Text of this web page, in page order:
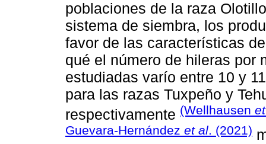
poblaciones de la raza
sistema de siembra, los
favor de las características
qué el número de hileras por
estudiadas varío entre 10 y
para las razas Tuxpeño y
respectivamente (Wellhausen
Guevara-Hernández et al. (2021)